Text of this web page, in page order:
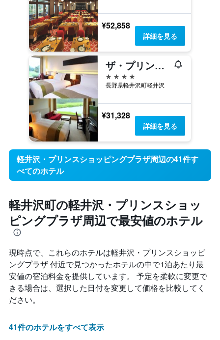
¥52,858
詳細を見る
ザ・プリンス軽井沢
4つ星
長野県軽井沢町軽井沢
¥31,328
詳細を見る
軽井沢・プリンスショッピングプラザ周辺の41件す
べてのホテル
軽井沢町の軽井沢・プリンスショッ
ピングプラザ周辺で最安値のホテル
現時点で、これらのホテルは軽井沢・プリンスショッピ
ングプラザ 付近で見つかったホテルの中で1泊あたり最
安値の宿泊料金を提供しています。 予定を柔軟に変更で
きる場合は、選択した日付を変更して価格を比較してく
ださい。
41件のホテルをすべて表示